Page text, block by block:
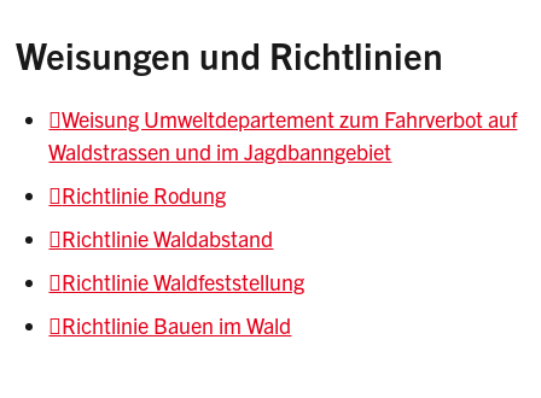
Weisungen und Richtlinien
Weisung Umweltdepartement zum Fahrverbot auf
Waldstrassen und im Jagdbanngebiet
Richtlinie Rodung
Richtlinie Waldabstand
Richtlinie Waldfeststellung
Richtlinie Bauen im Wald